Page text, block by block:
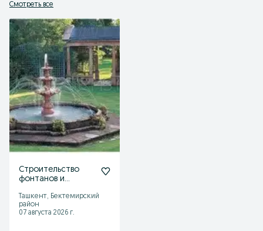
Смотреть все
Строительство
фонтанов и
Ташкент, Бектемирский
район
07 августа 2026 г.